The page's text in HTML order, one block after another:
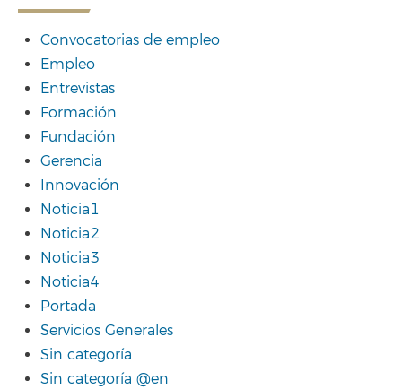
Convocatorias de empleo
Empleo
Entrevistas
Formación
Fundación
Gerencia
Innovación
Noticia1
Noticia2
Noticia3
Noticia4
Portada
Servicios Generales
Sin categoría
Sin categoría @en